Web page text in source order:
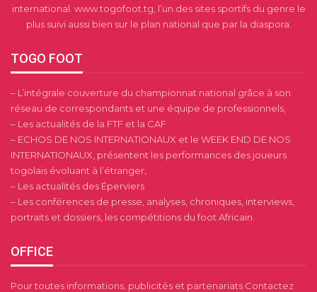
international. www.togofoot.tg, l’un des sites sportifs du genre le
plus suivi aussi bien sur le plan national que par la diaspora.
TOGO FOOT
– L’intégrale couverture du championnat national grâce à son
réseau de correspondants et une équipe de professionnels,
– Les actualités de la FTF et la CAF
– ECHOS DE NOS INTERNATIONAUX et le WEEK END DE NOS
INTERNATIONAUX, présentent les performances des joueurs
togolais évoluant à l’étranger,
– Les actualités des Éperviers
– Les conférences de presse, analyses, chroniques, interviews,
portraits et dossiers, les compétitions du foot Africain.
OFFICE
Pour toutes informations, publicités et partenariats Contactez